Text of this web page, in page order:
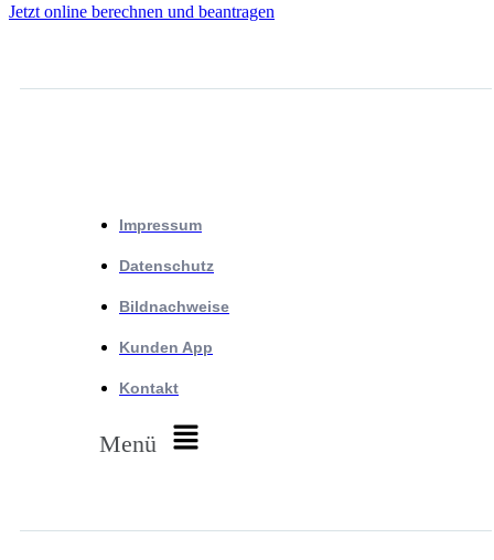
Jetzt online berechnen und beantragen
Impressum
Datenschutz
Bildnachweise
Kunden App
Kontakt
Menü